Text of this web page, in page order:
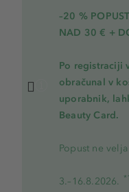
–20 %
NAD 30 € +
Po registraciji
obračunal v
uporabnik,
Beauty Card.
Popust ne
3.–16.8.2026. *1